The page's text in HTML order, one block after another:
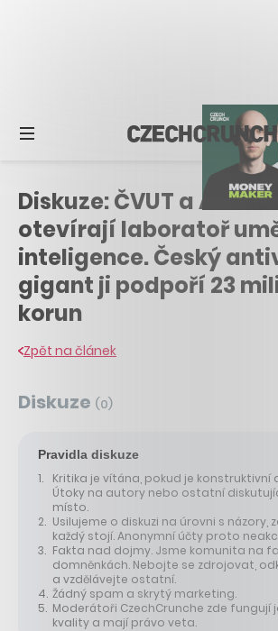
Diskuze: ČVUT a Avast
otevírají laboratoř
inteligence. Český
gigant ji podpoří 23
korun
Zpět na článek
Diskuze (0)
Pravidla diskuze
Kritika je vítána, pokud je konstruktivní
Útoky na autory nebo ostatní
místo.
Usilujeme o diskuzi na úrovni s názory,
každý stojí. Anonymní účty proto
Fakta nad dojmy. Jsme komunita na
domněnkách. Nebojte se zdrojovat,
a vzdělávejte ostatní.
Žádný spam a skrytý marketing.
Moderátoři CzechCrunche zde fungují
kvality a mají právo veta.